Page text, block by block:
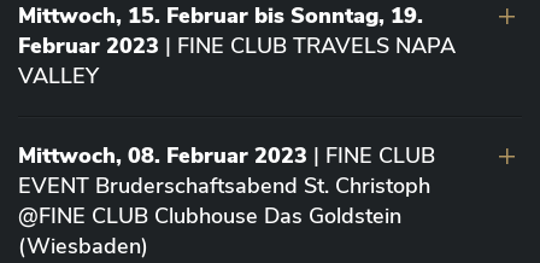
Mittwoch, 15. Februar bis Sonntag, 19.
Februar 2023 | FINE CLUB TRAVELS NAPA
VALLEY
Mittwoch, 08. Februar 2023 | FINE CLUB
EVENT Bruderschaftsabend St. Christoph
@FINE CLUB Clubhouse Das Goldstein
(Wiesbaden)